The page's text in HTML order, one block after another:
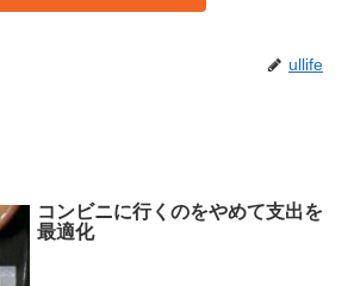
ullife
コンビニに行くのをやめて支出を
最適化